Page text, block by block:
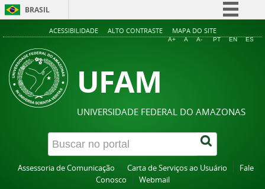
BRASIL
Simplifique!
Acesso à informação
ACESSIBILIDADE ALTO CONTRASTE MAPA DO SITE
A+ A A- PT EN ES
UFAM
UNIVERSIDADE FEDERAL DO AMAZONAS
Assessoria de Comunicação Carta de Serviços ao Usuário
Fale
Conosco
Webmail